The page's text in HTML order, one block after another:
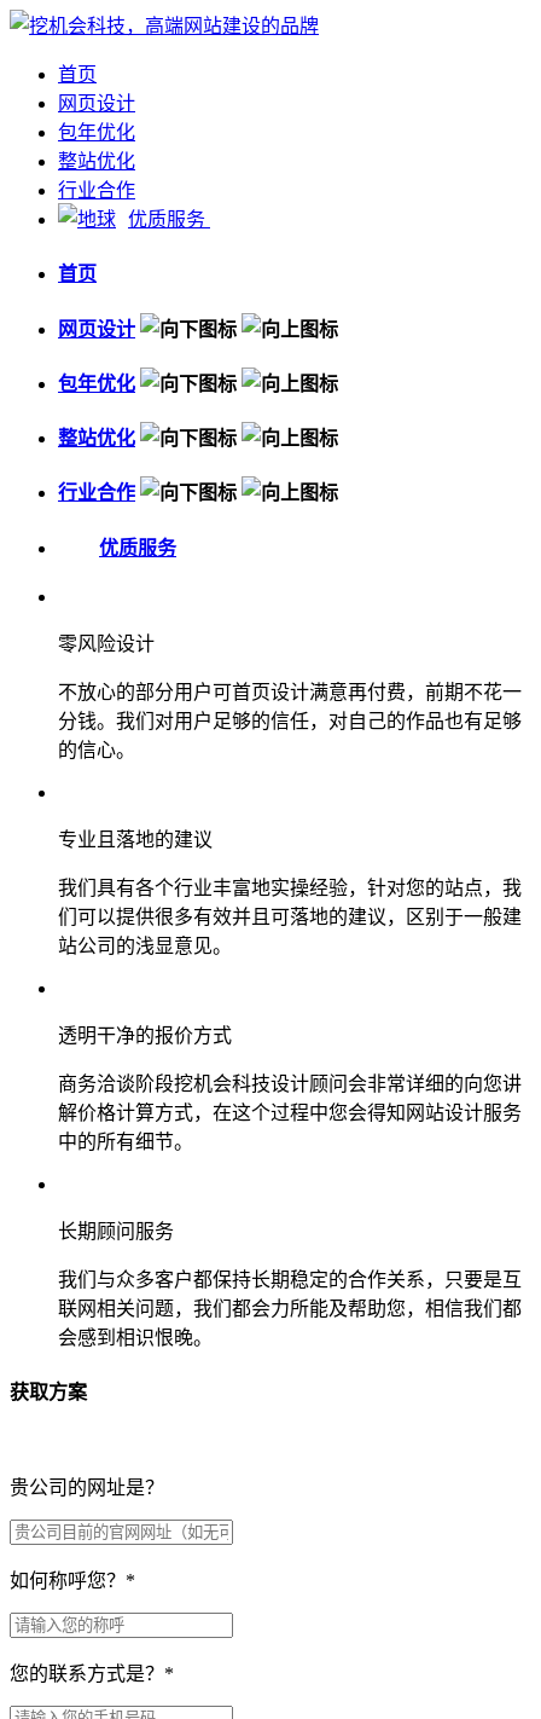
首页
网页设计
包年优化
整站优化
行业合作
优质服务
首页
网页设计
包年优化
整站优化
行业合作
优质服务
零风险设计
不放心的部分用户可首页设计满意再付费，前期不花一
分钱。我们对用户足够的信任，对自己的作品也有足够
的信心。
专业且落地的建议
我们具有各个行业丰富地实操经验，针对您的站点，我
们可以提供很多有效并且可落地的建议，区别于一般建
站公司的浅显意见。
透明干净的报价方式
商务洽谈阶段挖机会科技设计顾问会非常详细的向您讲
解价格计算方式，在这个过程中您会得知网站设计服务
中的所有细节。
长期顾问服务
我们与众多客户都保持长期稳定的合作关系，只要是互
联网相关问题，我们都会力所能及帮助您，相信我们都
会感到相识恨晚。
获取方案
贵公司的网址是？
如何称呼您？ *
您的联系方式是？ *